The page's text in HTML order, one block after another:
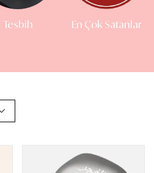
Tesbih En Çok Satanlar